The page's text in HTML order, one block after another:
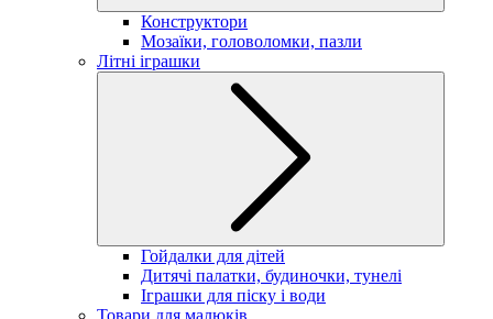
Конструктори
Мозаїки, головоломки, пазли
Літні іграшки
Гойдалки для дітей
Дитячі палатки, будиночки, тунелі
Іграшки для піску і води
Товари для малюків